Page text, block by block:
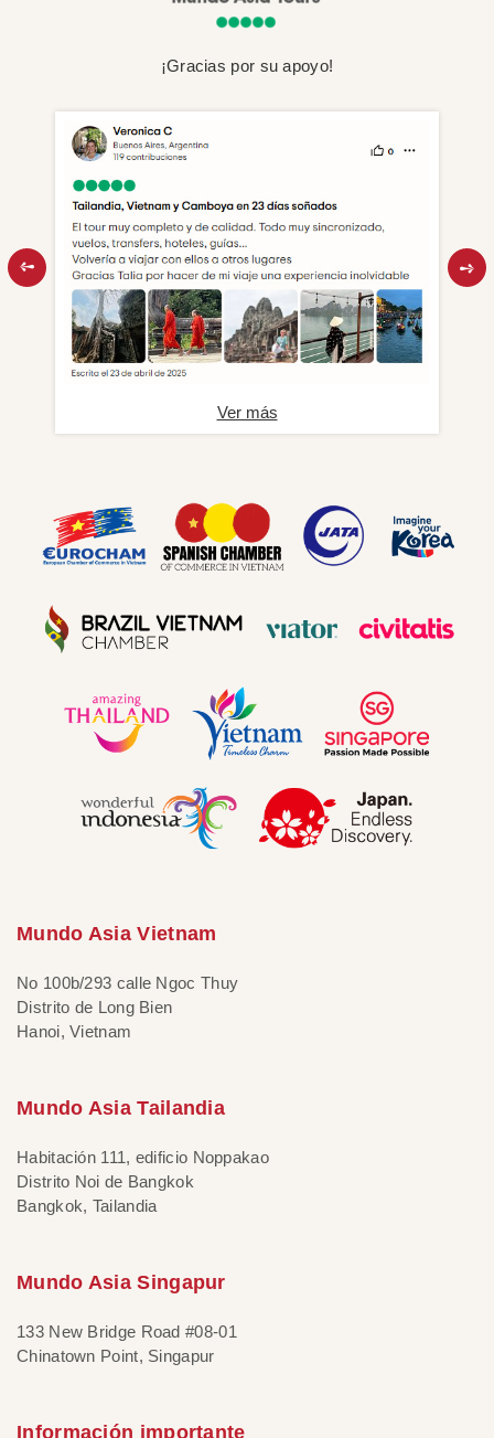
¡Gracias por su apoyo!
Ver más
Mundo Asia Vietnam
No 100b/293 calle Ngoc Thuy
Distrito de Long Bien
Hanoi, Vietnam
Mundo Asia Tailandia
Habitación 111, edificio Noppakao
Distrito Noi de Bangkok
Bangkok, Tailandia
Mundo Asia Singapur
133 New Bridge Road #08-01
Chinatown Point, Singapur
Información importante